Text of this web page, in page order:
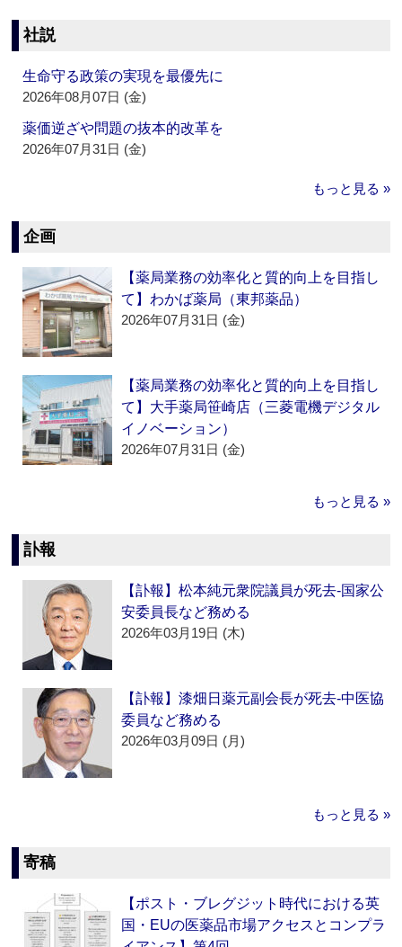
社説
生命守る政策の実現を最優先に
2026年08月07日 (金)
薬価逆ざや問題の抜本的改革を
2026年07月31日 (金)
もっと見る »
企画
【薬局業務の効率化と質的向上を目指し
て】わかば薬局（東邦薬品）
2026年07月31日 (金)
【薬局業務の効率化と質的向上を目指し
て】大手薬局笹崎店（三菱電機デジタル
イノベーション）
2026年07月31日 (金)
もっと見る »
訃報
【訃報】松本純元衆院議員が死去‐国家公
安委員長など務める
2026年03月19日 (木)
【訃報】漆畑日薬元副会長が死去‐中医協
委員など務める
2026年03月09日 (月)
もっと見る »
寄稿
【ポスト・ブレグジット時代における英
国・EUの医薬品市場アクセスとコンプラ